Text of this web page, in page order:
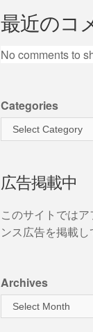
最近のコ
No comments to
Categories
広告掲載中
このサイトでは
ンス広告を掲載し
Archives